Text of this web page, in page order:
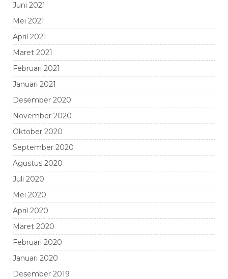
Juni 2021
Mei 2021
April 2021
Maret 2021
Februari 2021
Januari 2021
Desember 2020
November 2020
Oktober 2020
September 2020
Agustus 2020
Juli 2020
Mei 2020
April 2020
Maret 2020
Februari 2020
Januari 2020
Desember 2019